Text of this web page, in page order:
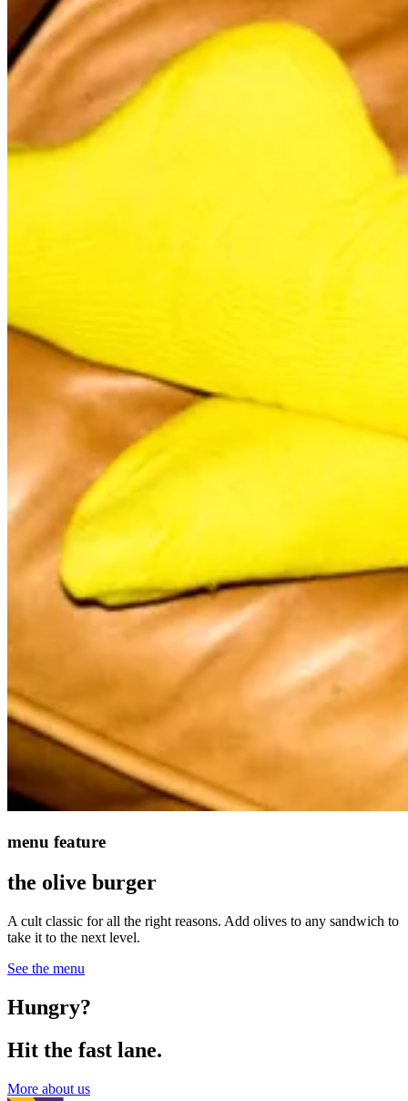
menu feature​​​​‌ ‍ ​‍​‍‌‍ ‌ ​‍‌‍‍‌‌‍‌ ‌‍‍‌‌‍ ‍​‍​‍​ ‍‍​‍​‍‌ ​ ‌‍​‌‌‍ ‍‌‍‍‌‌ ‌​‌ ‍‌​‍ ‍‌‍‍‌‌‍ ​‍​‍​‍ ​​‍​‍‌‍‍​‌ ​‍‌‍‌‌‌‍‌‍​‍​‍​ ‍‍​‍​‍‌‍‍​‌ ‌​‌ ‌​‌ ​​‌ ​ ​ ‍‍​‍ ​‍ ‌‍‍​‌‍ ‌ ‌​‌‍ ‍‌‍ ‍‌‍ ‌ ‌ ​‍ ‌‌‍​ ‌‍ ‌‌ ​ ​‍ ‍‌‍ ‍‌‍‌‌‌ ‌​‌‍ ​‌‍‍‌‌‍‌‍‌ ‍‌​‍ ‍‌‍​‌‌ ​​‌ ​​​‍ ‌‍‍‌‌‍ ‍‌ ‌​‌‍‌‌‌‍ ‍‌ ‌​​‍ ‌‍‌‌‌‍‌​‌‍‍‌‌ ‌​​‍ ‌‍ ‌‌‍ ‌‍‌​‌‍‌‌​ ‌‌ ​​‌ ​‍‌‍‌‌‌ ​ ‌‍‌‌‌‍ ‍‌ ‌​‌‍​‌‌ ‌​‌‍‍‌‌‍ ‌‍ ‍​ ‍ ‌‍‍‌‌‍‌​​ ‌‌‍‍​‌‍ ‌‍ ‌‌‍‌‌‌ ​​‌‍​‌‌‍‌ ‌‍‌‌​ ‍ ‌ ‌​‌ ‍‌‌ ​​‌‍‌‌​ ‌‌‍‍​‌‍ ‌‍ ‌‌‍‌‌‌ ​​‌‍​‌‌‍‌ ‌‍‌‌​ ‍ ‌ ​​‌‍​‌‌ ‌​‌‍‍​​ ‌‌‍ ‌‌‍ ‌‍‌​‌ ‌‌‌‍ ​‌‍‌‌‌ ​ ​‍‌‌​ ‌‌‌​​‍‌‌ ‌‍‍ ‌‍‌‌‌ ‍‌​‍‌‌​ ​ ‌​‌​​‍‌‌​ ​ ‌​‌​​‍‌‌​ ​‍​ ​‍‌‍‌​​ ‌ ​ ​‍‌‍​ ‌‍‌‍‌‍‌‍‌‍​‌​ ​ ​ ‌‌​ ‌‌​ ‌​‌‍​‍​‍‌‌​ ​‍​ ​‍​‍‌‌​ ‌‌‌​‌​​‍ ‍‌‍​ ‌‍ ‌‍ ‍‌ ‌​‌‍‌‌‌‍ ‍‌ ‌​​‍‌‌​ ‌‌‌​​‍‌‌ ‌‍‍ ‌‍‌‌‌ ‍‌​‍‌‌​ ​ ‌​‌​​‍‌‌​ ​ ‌​‌​​‍‌‌​ ​‍​ ​‍‌‍​‌​ ‍​​ ​‌​ ​​‌‍‌‌​ ‌‍​ ​​‌‍​ ​ ​‍​ ‌ ​ ‌‍‌‍​ ​‍‌‌​ ​‍​ ​‍​‍‌‌​ ‌‌‌​‌​​‍ ‍‌‍​ ‌‍‍​‌‍‍‌‌‍ ​‌‍‌​‌ ​‍‌‍‌‌‌‍ ‍​‍‌‌​ ‌‌‌​​‍‌‌ ‌‍‍ ‌‍‌‌‌ ‍‌​‍‌‌​ ​ ‌​‌​​‍‌‌​ ​ ‌​‌​​‍‌‌​ ​‍​ ​‍‌‍​ ​ ​ ​ ​ ​ ​​‌‍‌​‌‍​‍‌‍​‌​ ‌‌‌‍‌‌‌‍‌​​ ​‍‌‍​‍​‍‌‌​ ​‍​ ​‍​‍‌‌​ ‌‌‌​‌​​‍ ‍‌ ‌​‌‍‌‌‌ ‍​‌ ‌​​ ‌‍​‍‌‍​‌‌ ​ ‌‍‌‌‌‌‌‌‌ ​‍‌‍ ​​ ‌‌‍‍​‌ ‌​‌ ‌​‌ ​​‌ ​ ​‍‌‌​ ​ ‌​​‌​‍‌‌​ ​‍‌​‌‍​‍‌‌​ ​‍‌​‌‍‌‍‍​‌‍ ‌ ‌​‌‍ ‍‌‍ ‍‌‍ ‌ ‌ ​‍ ‌‌‍​ ‌‍ ‌‌ ​ ​‍ ‍‌‍ ‍‌‍‌‌‌ ‌​‌‍ ​‌‍‍‌‌‍‌‍‌ ‍‌​‍ ‍‌‍​‌‌ ​​‌ ​​​‍‌‍‌‍‍‌‌‍‌​​ ‌‌‍‍​‌‍ ‌‍ ‌‌‍‌‌‌ ​​‌‍​‌‌‍‌ ‌‍‌‌​‍‌‍‌ ‌​‌ ‍‌‌ ​​‌‍‌‌​ ‌‌‍‍​‌‍ ‌‍ ‌‌‍‌‌‌ ​​‌‍​‌‌‍‌ ‌‍‌‌​‍‌‍‌ ​​‌‍​‌‌ ‌​‌‍‍​​ ‌‌‍ ‌‌‍ ‌‍‌​‌ ‌‌‌‍ ​‌‍‌‌‌ ​ ​‍‌‌​ ‌‌‌​​‍‌‌ ‌‍‍ ‌‍‌‌‌ ‍‌​‍‌‌​ ​ ‌​‌​​‍‌‌​ ​ ‌​‌​​‍‌‌​ ​‍​ ​‍‌‍‌​​ ‌ ​ ​‍‌‍​ ‌‍‌‍‌‍‌‍‌‍​‌​ ​ ​ ‌‌​ ‌‌​ ‌​‌‍​‍​‍‌‌​ ​‍​ ​‍​‍‌‌​ ‌‌‌​‌​​‍ ‍‌‍​ ‌‍ ‌‍ ‍‌ ‌​‌‍‌‌‌‍ ‍‌ ‌​​‍‌‌​ ‌‌‌​​‍‌‌ ‌‍‍ ‌‍‌‌‌ ‍‌​‍‌‌​ ​ ‌​‌​​‍‌‌​ ​ ‌​‌​​‍‌‌​ ​‍​ ​‍‌‍​‌​ ‍​​ ​‌​ ​​‌‍‌‌​ ‌‍​ ​​‌‍​ ​ ​‍​ ‌ ​ ‌‍‌‍​ ​‍‌‌​ ​‍​ ​‍​‍‌‌​ ‌‌‌​‌​​‍ ‍‌‍​ ‌‍‍​‌‍‍‌‌‍ ​‌‍‌​‌ ​‍‌‍‌‌‌‍ ‍​‍‌‌​ ‌‌‌​​‍‌‌ ‌‍‍ ‌‍‌‌‌ ‍‌​‍‌‌​ ​ ‌​‌​​‍‌‌​ ​ ‌​‌​​‍‌‌​ ​‍​ ​‍‌‍​ ​ ​ ​ ​ ​ ​​‌‍‌​‌‍​‍‌‍​‌​ ‌‌‌‍‌‌‌‍‌​​ ​‍‌‍​‍​‍‌‌​ ​‍​ ​‍​‍‌‌​ ‌‌‌​‌​​‍ ‍‌ ‌​‌‍‌‌‌ ‍​‌ ‌​​‍‌‍‌ ​​‌‍‌‌‌ ​‍‌ ​ ‌ ​​‌‍‌‌‌‍​ ‌ ‌​‌‍‍‌‌ ‌‍‌‍‌‌​ ‌‌ ​​‌ ‌‌‌‍​‍‌‍ ​‌‍‍‌‌ ​ ‌‍‍​‌‍‌‌‌‍‌​​‍​‍‌ ‌
the olive burger​​​​‌ ‍ ​‍​‍‌‍ ‌ ​‍‌‍‍‌‌‍‌ ‌‍‍‌‌‍ ‍​‍​‍​ ‍‍​‍​‍‌ ​ ‌‍​‌‌‍ ‍‌‍‍‌‌ ‌​‌ ‍‌​‍ ‍‌‍‍‌‌‍ ​‍​‍​‍ ​​‍​‍‌‍‍​‌ ​‍‌‍‌‌‌‍‌‍​‍​‍​ ‍‍​‍​‍‌‍‍​‌ ‌​‌ ‌​‌ ​​‌ ​ ​ ‍‍​‍ ​‍ ‌‍‍​‌‍ ‌ ‌​‌‍ ‍‌‍ ‍‌‍ ‌ ‌ ​‍ ‌‌‍​ ‌‍ ‌‌ ​ ​‍ ‍‌‍ ‍‌‍‌‌‌ ‌​‌‍ ​‌‍‍‌‌‍‌‍‌ ‍‌​‍ ‍‌‍​‌‌ ​​‌ ​​​‍ ‌‍‍‌‌‍ ‍‌ ‌​‌‍‌‌‌‍ ‍‌ ‌​​‍ ‌‍‌‌‌‍‌​‌‍‍‌‌ ‌​​‍ ‌‍ ‌‌‍ ‌‍‌​‌‍‌‌​ ‌‌ ​​‌ ​‍‌‍‌‌‌ ​ ‌‍‌‌‌‍ ‍‌ ‌​‌‍​‌‌ ‌​‌‍‍‌‌‍ ‌‍ ‍​ ‍ ‌‍‍‌‌‍‌​​ ‌‌‍‍​‌‍ ‌‍ ‌‌‍‌‌‌ ​​‌‍​‌‌‍‌ ‌‍‌‌​ ‍ ‌ ‌​‌ ‍‌‌ ​​‌‍‌‌​ ‌‌‍‍​‌‍ ‌‍ ‌‌‍‌‌‌ ​​‌‍​‌‌‍‌ ‌‍‌‌​ ‍ ‌ ​​‌‍​‌‌ ‌​‌‍‍​​ ‌‌‍ ‌‌‍ ‌‍‌​‌ ‌‌‌‍ ​‌‍‌‌‌ ​ ​‍‌‌​ ‌‌‌​​‍‌‌ ‌‍‍ ‌‍‌‌‌ ‍‌​‍‌‌​ ​ ‌​‌​​‍‌‌​ ​ ‌​‌​​‍‌‌​ ​‍​ ​‍‌‍‌​​ ‌ ​ ​‍‌‍​ ‌‍‌‍‌‍‌‍‌‍​‌​ ​ ​ ‌‌​ ‌‌​ ‌​‌‍​‍​‍‌‌​ ​‍​ ​‍​‍‌‌​ ‌‌‌​‌​​‍ ‍‌‍​ ‌‍ ‌‍ ‍‌ ‌​‌‍‌‌‌‍ ‍‌ ‌​​‍‌‌​ ‌‌‌​​‍‌‌ ‌‍‍ ‌‍‌‌‌ ‍‌​‍‌‌​ ​ ‌​‌​​‍‌‌​ ​ ‌​‌​​‍‌‌​ ​‍​ ​‍​ ‍‌​ ‌‌​ ‌​‌‍​ ​ ‍‌‌‍​ ​ ​​​ ‌‌‌‍​‍‌‍‌​​ ‌​‌‍​‌​‍‌‌​ ​‍​ ​‍​‍‌‌​ ‌‌‌​‌​​‍ ‍‌‍​ ‌‍‍​‌‍‍‌‌‍ ​‌‍‌​‌ ​‍‌‍‌‌‌‍ ‍​‍‌‌​ ‌‌‌​​‍‌‌ ‌‍‍ ‌‍‌‌‌ ‍‌​‍‌‌​ ​ ‌​‌​​‍‌‌​ ​ ‌​‌​​‍‌‌​ ​‍​ ​‍‌‍‌‌‌‍​ ​ ‌‍‌‍​‌‌‍​ ​ ​​‌‍​‌​ ​ ‌‍‌​‌‍​ ​ ​‌​ ‌ ​‍‌‌​ ​‍​ ​‍​‍‌‌​ ‌‌‌​‌​​‍ ‍‌ ‌​‌‍‌‌‌ ‍​‌ ‌​​ ‌‍​‍‌‍​‌‌ ​ ‌‍‌‌‌‌‌‌‌ ​‍‌‍ ​​ ‌‌‍‍​‌ ‌​‌ ‌​‌ ​​‌ ​ ​‍‌‌​ ​ ‌​​‌​‍‌‌​ ​‍‌​‌‍​‍‌‌​ ​‍‌​‌‍‌‍‍​‌‍ ‌ ‌​‌‍ ‍‌‍ ‍‌‍ ‌ ‌ ​‍ ‌‌‍​ ‌‍ ‌‌ ​ ​‍ ‍‌‍ ‍‌‍‌‌‌ ‌​‌‍ ​‌‍‍‌‌‍‌‍‌ ‍‌​‍ ‍‌‍​‌‌ ​​‌ ​​​‍‌‍‌‍‍‌‌‍‌​​ ‌‌‍‍​‌‍ ‌‍ ‌‌‍‌‌‌ ​​‌‍​‌‌‍‌ ‌‍‌‌​‍‌‍‌ ‌​‌ ‍‌‌ ​​‌‍‌‌​ ‌‌‍‍​‌‍ ‌‍ ‌‌‍‌‌‌ ​​‌‍​‌‌‍‌ ‌‍‌‌​‍‌‍‌ ​​‌‍​‌‌ ‌​‌‍‍​​ ‌‌‍ ‌‌‍ ‌‍‌​‌ ‌‌‌‍ ​‌‍‌‌‌ ​ ​‍‌‌​ ‌‌‌​​‍‌‌ ‌‍‍ ‌‍‌‌‌ ‍‌​‍‌‌​ ​ ‌​‌​​‍‌‌​ ​ ‌​‌​​‍‌‌​ ​‍​ ​‍‌‍‌​​ ‌ ​ ​‍‌‍​ ‌‍‌‍‌‍‌‍‌‍​‌​ ​ ​ ‌‌​ ‌‌​ ‌​‌‍​‍​‍‌‌​ ​‍​ ​‍​‍‌‌​ ‌‌‌​‌​​‍ ‍‌‍​ ‌‍ ‌‍ ‍‌ ‌​‌‍‌‌‌‍ ‍‌ ‌​​‍‌‌​ ‌‌‌​​‍‌‌ ‌‍‍ ‌‍‌‌‌ ‍‌​‍‌‌​ ​ ‌​‌​​‍‌‌​ ​ ‌​‌​​‍‌‌​ ​‍​ ​‍​ ‍‌​ ‌‌​ ‌​‌‍​ ​ ‍‌‌‍​ ​ ​​​ ‌‌‌‍​‍‌‍‌​​ ‌​‌‍​‌​‍‌‌​ ​‍​ ​‍​‍‌‌​ ‌‌‌​‌​​‍ ‍‌‍​ ‌‍‍​‌‍‍‌‌‍ ​‌‍‌​‌ ​‍‌‍‌‌‌‍ ‍​‍‌‌​ ‌‌‌​​‍‌‌ ‌‍‍ ‌‍‌‌‌ ‍‌​‍‌‌​ ​ ‌​‌​​‍‌‌​ ​ ‌​‌​​‍‌‌​ ​‍​ ​‍‌‍‌‌‌‍​ ​ ‌‍‌‍​‌‌‍​ ​ ​​‌‍​‌​ ​ ‌‍‌​‌‍​ ​ ​‌​ ‌ ​‍‌‌​ ​‍​ ​‍​‍‌‌​ ‌‌‌​‌​​‍ ‍‌ ‌​‌‍‌‌‌ ‍​‌ ‌​​‍‌‍‌ ​​‌‍‌‌‌ ​‍‌ ​ ‌ ​​‌‍‌‌‌‍​ ‌ ‌​‌‍‍‌‌ ‌‍‌‍‌‌​ ‌‌ ​​‌ ‌‌‌‍​‍‌‍ ​‌‍‍‌‌ ​ ‌‍‍​‌‍‌‌‌‍‌​​‍​‍‌ ‌
A cult classic for all the right reasons. Add olives to any sandwich to
take it to the next level.​​​​‌ ‍ ​‍​‍‌‍ ‌ ​‍‌‍‍‌‌‍‌ ‌‍‍‌‌‍ ‍​‍​‍​ ‍‍​‍​‍‌ ​ ‌‍​‌‌‍ ‍‌‍‍‌‌ ‌​‌ ‍‌​‍ ‍‌‍‍‌‌‍ ​‍​‍​‍ ​​‍​‍‌‍‍​‌ ​‍‌‍‌‌‌‍‌‍​‍​‍​ ‍‍​‍​‍‌‍‍​‌ ‌​‌ ‌​‌ ​​‌ ​ ​ ‍‍​‍ ​‍ ‌‍‍​‌‍ ‌ ‌​‌‍ ‍‌‍ ‍‌‍ ‌ ‌ ​‍ ‌‌‍​ ‌‍ ‌‌ ​ ​‍ ‍‌‍ ‍‌‍‌‌‌ ‌​‌‍ ​‌‍‍‌‌‍‌‍‌ ‍‌​‍ ‍‌‍​‌‌ ​​‌ ​​​‍ ‌‍‍‌‌‍ ‍‌ ‌​‌‍‌‌‌‍ ‍‌ ‌​​‍ ‌‍‌‌‌‍‌​‌‍‍‌‌ ‌​​‍ ‌‍ ‌‌‍ ‌‍‌​‌‍‌‌​ ‌‌ ​​‌ ​‍‌‍‌‌‌ ​ ‌‍‌‌‌‍ ‍‌ ‌​‌‍​‌‌ ‌​‌‍‍‌‌‍ ‌‍ ‍​ ‍ ‌‍‍‌‌‍‌​​ ‌‌‍‍​‌‍ ‌‍ ‌‌‍‌‌‌ ​​‌‍​‌‌‍‌ ‌‍‌‌​ ‍ ‌ ‌​‌ ‍‌‌ ​​‌‍‌‌​ ‌‌‍‍​‌‍ ‌‍ ‌‌‍‌‌‌ ​​‌‍​‌‌‍‌ ‌‍‌‌​ ‍ ‌ ​​‌‍​‌‌ ‌​‌‍‍​​ ‌‌‍ ‌‌‍ ‌‍‌​‌ ‌‌‌‍ ​‌‍‌‌‌ ​ ​‍‌‌​ ‌‌‌​​‍‌‌ ‌‍‍ ‌‍‌‌‌ ‍‌​‍‌‌​ ​ ‌​‌​​‍‌‌​ ​ ‌​‌​​‍‌‌​ ​‍​ ​‍‌‍‌​​ ‌ ​ ​‍‌‍​ ‌‍‌‍‌‍‌‍‌‍​‌​ ​ ​ ‌‌​ ‌‌​ ‌​‌‍​‍​‍‌‌​ ​‍​ ​‍​‍‌‌​ ‌‌‌​‌​​‍ ‍‌‍​ ‌‍ ‌‍ ‍‌ ‌​‌‍‌‌‌‍ ‍‌ ‌​​‍‌‌​ ‌‌‌​​‍‌‌ ‌‍‍ ‌‍‌‌‌ ‍‌​‍‌‌​ ​ ‌​‌​​‍‌‌​ ​ ‌​‌​​‍‌‌​ ​‍​ ​‍‌‍‌‍​ ​‍‌‍‌‌​ ‌​​ ​‌​ ‌​​ ‍​‌‍​‌‌‍​‍​ ‌​​ ​‍‌‍‌‍​‍‌‌​ ​‍​ ​‍​‍‌‌​ ‌‌‌​‌​​‍ ‍‌‍​ ‌‍‍​‌‍‍‌‌‍ ​‌‍‌​‌ ​‍‌‍‌‌‌‍ ‍​‍‌‌​ ‌‌‌​​‍‌‌ ‌‍‍ ‌‍‌‌‌ ‍‌​‍‌‌​ ​ ‌​‌​​‍‌‌​ ​ ‌​‌​​‍‌‌​ ​‍​ ​‍‌‍​‍​ ​‍‌‍‌​‌‍​‍​ ‍‌‌‍‌​‌‍​‌‌‍​‌​ ​‌​ ‌ ​ ​ ‌‍​ ​‍‌‌​ ​‍​ ​‍​‍‌‌​ ‌‌‌​‌​​‍ ‍‌ ‌​‌‍‌‌‌ ‍​‌ ‌​​ ‌‍​‍‌‍​‌‌ ​ ‌‍‌‌‌‌‌‌‌ ​‍‌‍ ​​ ‌‌‍‍​‌ ‌​‌ ‌​‌ ​​‌ ​ ​‍‌‌​ ​ ‌​​‌​‍‌‌​ ​‍‌​‌‍​‍‌‌​ ​‍‌​‌‍‌‍‍​‌‍ ‌ ‌​‌‍ ‍‌‍ ‍‌‍ ‌ ‌ ​‍ ‌‌‍​ ‌‍ ‌‌ ​ ​‍ ‍‌‍ ‍‌‍‌‌‌ ‌​‌‍ ​‌‍‍‌‌‍‌‍‌ ‍‌​‍ ‍‌‍​‌‌ ​​‌ ​​​‍‌‍‌‍‍‌‌‍‌​​ ‌‌‍‍​‌‍ ‌‍ ‌‌‍‌‌‌ ​​‌‍​‌‌‍‌ ‌‍‌‌​‍‌‍‌ ‌​‌ ‍‌‌ ​​‌‍‌‌​ ‌‌‍‍​‌‍ ‌‍ ‌‌‍‌‌‌ ​​‌‍​‌‌‍‌ ‌‍‌‌​‍‌‍‌ ​​‌‍​‌‌ ‌​‌‍‍​​ ‌‌‍ ‌‌‍ ‌‍‌​‌ ‌‌‌‍ ​‌‍‌‌‌ ​ ​‍‌‌​ ‌‌‌​​‍‌‌ ‌‍‍ ‌‍‌‌‌ ‍‌​‍‌‌​ ​ ‌​‌​​‍‌‌​ ​ ‌​‌​​‍‌‌​ ​‍​ ​‍‌‍‌​​ ‌ ​ ​‍‌‍​ ‌‍‌‍‌‍‌‍‌‍​‌​ ​ ​ ‌‌​ ‌‌​ ‌​‌‍​‍​‍‌‌​ ​‍​ ​‍​‍‌‌​ ‌‌‌​‌​​‍ ‍‌‍​ ‌‍ ‌‍ ‍‌ ‌​‌‍‌‌‌‍ ‍‌ ‌​​‍‌‌​ ‌‌‌​​‍‌‌ ‌‍‍ ‌‍‌‌‌ ‍‌​‍‌‌​ ​ ‌​‌​​‍‌‌​ ​ ‌​‌​​‍‌‌​ ​‍​ ​‍‌‍‌‍​ ​‍‌‍‌‌​ ‌​​ ​‌​ ‌​​ ‍​‌‍​‌‌‍​‍​ ‌​​ ​‍‌‍‌‍​‍‌‌​ ​‍​ ​‍​‍‌‌​ ‌‌‌​‌​​‍ ‍‌‍​ ‌‍‍​‌‍‍‌‌‍ ​‌‍‌​‌ ​‍‌‍‌‌‌‍ ‍​‍‌‌​ ‌‌‌​​‍‌‌ ‌‍‍ ‌‍‌‌‌ ‍‌​‍‌‌​ ​ ‌​‌​​‍‌‌​ ​ ‌​‌​​‍‌‌​ ​‍​ ​‍‌‍​‍​ ​‍‌‍‌​‌‍​‍​ ‍‌‌‍‌​‌‍​‌‌‍​‌​ ​‌​ ‌ ​ ​ ‌‍​ ​‍‌‌​ ​‍​ ​‍​‍‌‌​ ‌‌‌​‌​​‍ ‍‌ ‌​‌‍‌‌‌ ‍​‌ ‌​​‍‌‍‌ ​​‌‍‌‌‌ ​‍‌ ​ ‌ ​​‌‍‌‌‌‍​ ‌ ‌​‌‍‍‌‌ ‌‍‌‍‌‌​ ‌‌ ​​‌ ‌‌‌‍​‍‌‍ ​‌‍‍‌‌ ​ ‌‍‍​‌‍‌‌‌‍‌​​‍​‍‌ ‌
See the menu​​​​‌ ‍ ​‍​‍‌‍ ‌ ​‍‌‍‍‌‌‍‌ ‌‍‍‌‌‍ ‍​‍​‍​ ‍‍​‍​‍‌ ​ ‌‍​‌‌‍ ‍‌‍‍‌‌ ‌​‌ ‍‌​‍ ‍‌‍‍‌‌‍ ​‍​‍​‍ ​​‍​‍‌‍‍​‌ ​‍‌‍‌‌‌‍‌‍​‍​‍​ ‍‍​‍​‍‌‍‍​‌ ‌​‌ ‌​‌ ​​‌ ​ ​ ‍‍​‍ ​‍ ‌‍‍​‌‍ ‌ ‌​‌‍ ‍‌‍ ‍‌‍ ‌ ‌ ​‍ ‌‌‍​ ‌‍ ‌‌ ​ ​‍ ‍‌‍ ‍‌‍‌‌‌ ‌​‌‍ ​‌‍‍‌‌‍‌‍‌ ‍‌​‍ ‍‌‍​‌‌ ​​‌ ​​​‍ ‌‍‍‌‌‍ ‍‌ ‌​‌‍‌‌‌‍ ‍‌ ‌​​‍ ‌‍‌‌‌‍‌​‌‍‍‌‌ ‌​​‍ ‌‍ ‌‌‍ ‌‍‌​‌‍‌‌​ ‌‌ ​​‌ ​‍‌‍‌‌‌ ​ ‌‍‌‌‌‍ ‍‌ ‌​‌‍​‌‌ ‌​‌‍‍‌‌‍ ‌‍ ‍​ ‍ ‌‍‍‌‌‍‌​​ ‌‌‍‍​‌‍ ‌‍ ‌‌‍‌‌‌ ​​‌‍​‌‌‍‌ ‌‍‌‌​ ‍ ‌ ‌​‌ ‍‌‌ ​​‌‍‌‌​ ‌‌‍‍​‌‍ ‌‍ ‌‌‍‌‌‌ ​​‌‍​‌‌‍‌ ‌‍‌‌​ ‍ ‌ ​​‌‍​‌‌ ‌​‌‍‍​​ ‌‌‍ ‌‌‍ ‌‍‌​‌ ‌‌‌‍ ​‌‍‌‌‌ ​ ​‍‌‌​ ‌‌‌​​‍‌‌ ‌‍‍ ‌‍‌‌‌ ‍‌​‍‌‌​ ​ ‌​‌​​‍‌‌​ ​ ‌​‌​​‍‌‌​ ​‍​ ​‍‌‍‌​​ ‌ ​ ​‍‌‍​ ‌‍‌‍‌‍‌‍‌‍​‌​ ​ ​ ‌‌​ ‌‌​ ‌​‌‍​‍​‍‌‌​ ​‍​ ​‍​‍‌‌​ ‌‌‌​‌​​‍ ‍‌‍ ​‌‍‍‌‌‍ ‍‌‍‍ ‌ ​ ​‍‌‌​ ‌‌‌​​‍‌‌ ‌‍‍ ‌‍‌‌‌ ‍‌​‍‌‌​ ​ ‌​‌​​‍‌‌​ ​ ‌​‌​​‍‌‌​ ​‍​ ​‍​ ​​​ ​​​ ​‍‌‍​‌​ ​​​ ‌ ​ ‌‍​ ‌ ​ ​​‌‍​ ‌‍​ ‌‍‌​​‍‌‌​ ​‍​ ​‍​‍‌‌​ ‌‌‌​‌​​‍ ‍‌‍ ​‌‍​‌‌‍​‍‌‍‌‌‌‍ ​​ ‌‍​‍‌‍​‌‌ ​ ‌‍‌‌‌‌‌‌‌ ​‍‌‍ ​​ ‌‌‍‍​‌ ‌​‌ ‌​‌ ​​‌ ​ ​‍‌‌​ ​ ‌​​‌​‍‌‌​ ​‍‌​‌‍​‍‌‌​ ​‍‌​‌‍‌‍‍​‌‍ ‌ ‌​‌‍ ‍‌‍ ‍‌‍ ‌ ‌ ​‍ ‌‌‍​ ‌‍ ‌‌ ​ ​‍ ‍‌‍ ‍‌‍‌‌‌ ‌​‌‍ ​‌‍‍‌‌‍‌‍‌ ‍‌​‍ ‍‌‍​‌‌ ​​‌ ​​​‍‌‍‌‍‍‌‌‍‌​​ ‌‌‍‍​‌‍ ‌‍ ‌‌‍‌‌‌ ​​‌‍​‌‌‍‌ ‌‍‌‌​‍‌‍‌ ‌​‌ ‍‌‌ ​​‌‍‌‌​ ‌‌‍‍​‌‍ ‌‍ ‌‌‍‌‌‌ ​​‌‍​‌‌‍‌ ‌‍‌‌​‍‌‍‌ ​​‌‍​‌‌ ‌​‌‍‍​​ ‌‌‍ ‌‌‍ ‌‍‌​‌ ‌‌‌‍ ​‌‍‌‌‌ ​ ​‍‌‌​ ‌‌‌​​‍‌‌ ‌‍‍ ‌‍‌‌‌ ‍‌​‍‌‌​ ​ ‌​‌​​‍‌‌​ ​ ‌​‌​​‍‌‌​ ​‍​ ​‍‌‍‌​​ ‌ ​ ​‍‌‍​ ‌‍‌‍‌‍‌‍‌‍​‌​ ​ ​ ‌‌​ ‌‌​ ‌​‌‍​‍​‍‌‌​ ​‍​ ​‍​‍‌‌​ ‌‌‌​‌​​‍ ‍‌‍ ​‌‍‍‌‌‍ ‍‌‍‍ ‌ ​ ​‍‌‌​ ‌‌‌​​‍‌‌ ‌‍‍ ‌‍‌‌‌ ‍‌​‍‌‌​ ​ ‌​‌​​‍‌‌​ ​ ‌​‌​​‍‌‌​ ​‍​ ​‍​ ​​​ ​​​ ​‍‌‍​‌​ ​​​ ‌ ​ ‌‍​ ‌ ​ ​​‌‍​ ‌‍​ ‌‍‌​​‍‌‌​ ​‍​ ​‍​‍‌‌​ ‌‌‌​‌​​‍ ‍‌‍ ​‌‍​‌‌‍​‍‌‍‌‌‌‍ ​​‍‌‍‌ ​​‌‍‌‌‌ ​‍‌ ​ ‌ ​​‌‍‌‌‌‍​ ‌ ‌​‌‍‍‌‌ ‌‍‌‍‌‌​ ‌‌ ​​‌ ‌‌‌‍​‍‌‍ ​‌‍‍‌‌ ​ ‌‍‍​‌‍‌‌‌‍‌​​‍​‍‌ ‌
Hungry?​​​​‌ ‍ ​‍​‍‌‍ ‌ ​‍‌‍‍‌‌‍‌ ‌‍‍‌‌‍ ‍​‍​‍​ ‍‍​‍​‍‌ ​ ‌‍​‌‌‍ ‍‌‍‍‌‌ ‌​‌ ‍‌​‍ ‍‌‍‍‌‌‍ ​‍​‍​‍ ​​‍​‍‌‍‍​‌ ​‍‌‍‌‌‌‍‌‍​‍​‍​ ‍‍​‍​‍‌‍‍​‌ ‌​‌ ‌​‌ ​​‌ ​ ​ ‍‍​‍ ​‍ ‌‍‍​‌‍ ‌ ‌​‌‍ ‍‌‍ ‍‌‍ ‌ ‌ ​‍ ‌‌‍​ ‌‍ ‌‌ ​ ​‍ ‍‌‍ ‍‌‍‌‌‌ ‌​‌‍ ​‌‍‍‌‌‍‌‍‌ ‍‌​‍ ‍‌‍​‌‌ ​​‌ ​​​‍ ‌‍‍‌‌‍ ‍‌ ‌​‌‍‌‌‌‍ ‍‌ ‌​​‍ ‌‍‌‌‌‍‌​‌‍‍‌‌ ‌​​‍ ‌‍ ‌‌‍ ‌‍‌​‌‍‌‌​ ‌‌ ​​‌ ​‍‌‍‌‌‌ ​ ‌‍‌‌‌‍ ‍‌ ‌​‌‍​‌‌ ‌​‌‍‍‌‌‍ ‌‍ ‍​ ‍ ‌‍‍‌‌‍‌​​ ‌‌‍‍​‌‍ ‌‍ ‌‌‍‌‌‌ ​​‌‍​‌‌‍‌ ‌‍‌‌​ ‍ ‌ ‌​‌ ‍‌‌ ​​‌‍‌‌​ ‌‌‍‍​‌‍ ‌‍ ‌‌‍‌‌‌ ​​‌‍​‌‌‍‌ ‌‍‌‌​ ‍ ‌ ​​‌‍​‌‌ ‌​‌‍‍​​ ‌‌‍ ‌‌‍ ‌‍‌​‌ ‌‌‌‍ ​‌‍‌‌‌ ​ ​‍‌‌​ ‌‌‌​​‍‌‌ ‌‍‍ ‌‍‌‌‌ ‍‌​‍‌‌​ ​ ‌​‌​​‍‌‌​ ​ ‌​‌​​‍‌‌​ ​‍​ ​‍​ ​‍‌‍​ ‌‍‌‌‌‍​‍​ ‌‍​ ‌‌​ ​‍​ ‌​‌‍​ ​ ‌‍‌‍‌‍​ ‍‌​‍‌‌​ ​‍​ ​‍​‍‌‌​ ‌‌‌​‌​​‍ ‍‌ ‌​‌‍‍‌‌ ‌​‌‍ ​‌‍‌‌​‍‌‌​ ‌‌‌​​‍‌‌ ‌‍‍ ‌‍‌‌‌ ‍‌​‍‌‌​ ​ ‌​‌​​‍‌‌​ ​ ‌​‌​​‍‌‌​ ​‍​ ​‍​ ‌‍​ ​ ​ ​‌​ ​​‌‍​‌​ ‌‍​ ‌‍‌‍​‌​ ​‍‌‍​‌​ ​‌​ ​​​‍‌‌​ ​‍​ ​‍​‍‌‌​ ‌‌‌​‌​​‍ ‍‌‍​ ‌‍‍​‌‍‍‌‌‍ ​‌‍‌​‌ ​‍‌‍‌‌‌‍ ‍​‍‌‌​ ‌‌‌​​‍‌‌ ‌‍‍ ‌‍‌‌‌ ‍‌​‍‌‌​ ​ ‌​‌​​‍‌‌​ ​ ‌​‌​​‍‌‌​ ​‍​ ​‍‌‍​‍‌‍‌‍​ ‌ ​ ​​‌‍‌​‌‍‌‌‌‍‌‌​ ​​‌‍​‍‌‍‌‍‌‍‌‍​ ‌‍​‍‌‌​ ​‍​ ​‍​‍‌‌​ ‌‌‌​‌​​‍ ‍‌ ‌​‌‍‌‌‌ ‍​‌ ‌​​ ‌‍​‍‌‍​‌‌ ​ ‌‍‌‌‌‌‌‌‌ ​‍‌‍ ​​ ‌‌‍‍​‌ ‌​‌ ‌​‌ ​​‌ ​ ​‍‌‌​ ​ ‌​​‌​‍‌‌​ ​‍‌​‌‍​‍‌‌​ ​‍‌​‌‍‌‍‍​‌‍ ‌ ‌​‌‍ ‍‌‍ ‍‌‍ ‌ ‌ ​‍ ‌‌‍​ ‌‍ ‌‌ ​ ​‍ ‍‌‍ ‍‌‍‌‌‌ ‌​‌‍ ​‌‍‍‌‌‍‌‍‌ ‍‌​‍ ‍‌‍​‌‌ ​​‌ ​​​‍‌‍‌‍‍‌‌‍‌​​ ‌‌‍‍​‌‍ ‌‍ ‌‌‍‌‌‌ ​​‌‍​‌‌‍‌ ‌‍‌‌​‍‌‍‌ ‌​‌ ‍‌‌ ​​‌‍‌‌​ ‌‌‍‍​‌‍ ‌‍ ‌‌‍‌‌‌ ​​‌‍​‌‌‍‌ ‌‍‌‌​‍‌‍‌ ​​‌‍​‌‌ ‌​‌‍‍​​ ‌‌‍ ‌‌‍ ‌‍‌​‌ ‌‌‌‍ ​‌‍‌‌‌ ​ ​‍‌‌​ ‌‌‌​​‍‌‌ ‌‍‍ ‌‍‌‌‌ ‍‌​‍‌‌​ ​ ‌​‌​​‍‌‌​ ​ ‌​‌​​‍‌‌​ ​‍​ ​‍​ ​‍‌‍​ ‌‍‌‌‌‍​‍​ ‌‍​ ‌‌​ ​‍​ ‌​‌‍​ ​ ‌‍‌‍‌‍​ ‍‌​‍‌‌​ ​‍​ ​‍​‍‌‌​ ‌‌‌​‌​​‍ ‍‌ ‌​‌‍‍‌‌ ‌​‌‍ ​‌‍‌‌​‍‌‌​ ‌‌‌​​‍‌‌ ‌‍‍ ‌‍‌‌‌ ‍‌​‍‌‌​ ​ ‌​‌​​‍‌‌​ ​ ‌​‌​​‍‌‌​ ​‍​ ​‍​ ‌‍​ ​ ​ ​‌​ ​​‌‍​‌​ ‌‍​ ‌‍‌‍​‌​ ​‍‌‍​‌​ ​‌​ ​​​‍‌‌​ ​‍​ ​‍​‍‌‌​ ‌‌‌​‌​​‍ ‍‌‍​ ‌‍‍​‌‍‍‌‌‍ ​‌‍‌​‌ ​‍‌‍‌‌‌‍ ‍​‍‌‌​ ‌‌‌​​‍‌‌ ‌‍‍ ‌‍‌‌‌ ‍‌​‍‌‌​ ​ ‌​‌​​‍‌‌​ ​ ‌​‌​​‍‌‌​ ​‍​ ​‍‌‍​‍‌‍‌‍​ ‌ ​ ​​‌‍‌​‌‍‌‌‌‍‌‌​ ​​‌‍​‍‌‍‌‍‌‍‌‍​ ‌‍​‍‌‌​ ​‍​ ​‍​‍‌‌​ ‌‌‌​‌​​‍ ‍‌ ‌​‌‍‌‌‌ ‍​‌ ‌​​‍‌‍‌ ​​‌‍‌‌‌ ​‍‌ ​ ‌ ​​‌‍‌‌‌‍​ ‌ ‌​‌‍‍‌‌ ‌‍‌‍‌‌​ ‌‌ ​​‌ ‌‌‌‍​‍‌‍ ​‌‍‍‌‌ ​ ‌‍‍​‌‍‌‌‌‍‌​​‍​‍‌ ‌
Hit the fast lane.​​​​‌ ‍ ​‍​‍‌‍ ‌ ​‍‌‍‍‌‌‍‌ ‌‍‍‌‌‍ ‍​‍​‍​ ‍‍​‍​‍‌ ​ ‌‍​‌‌‍ ‍‌‍‍‌‌ ‌​‌ ‍‌​‍ ‍‌‍‍‌‌‍ ​‍​‍​‍ ​​‍​‍‌‍‍​‌ ​‍‌‍‌‌‌‍‌‍​‍​‍​ ‍‍​‍​‍‌‍‍​‌ ‌​‌ ‌​‌ ​​‌ ​ ​ ‍‍​‍ ​‍ ‌‍‍​‌‍ ‌ ‌​‌‍ ‍‌‍ ‍‌‍ ‌ ‌ ​‍ ‌‌‍​ ‌‍ ‌‌ ​ ​‍ ‍‌‍ ‍‌‍‌‌‌ ‌​‌‍ ​‌‍‍‌‌‍‌‍‌ ‍‌​‍ ‍‌‍​‌‌ ​​‌ ​​​‍ ‌‍‍‌‌‍ ‍‌ ‌​‌‍‌‌‌‍ ‍‌ ‌​​‍ ‌‍‌‌‌‍‌​‌‍‍‌‌ ‌​​‍ ‌‍ ‌‌‍ ‌‍‌​‌‍‌‌​ ‌‌ ​​‌ ​‍‌‍‌‌‌ ​ ‌‍‌‌‌‍ ‍‌ ‌​‌‍​‌‌ ‌​‌‍‍‌‌‍ ‌‍ ‍​ ‍ ‌‍‍‌‌‍‌​​ ‌‌‍‍​‌‍ ‌‍ ‌‌‍‌‌‌ ​​‌‍​‌‌‍‌ ‌‍‌‌​ ‍ ‌ ‌​‌ ‍‌‌ ​​‌‍‌‌​ ‌‌‍‍​‌‍ ‌‍ ‌‌‍‌‌‌ ​​‌‍​‌‌‍‌ ‌‍‌‌​ ‍ ‌ ​​‌‍​‌‌ ‌​‌‍‍​​ ‌‌‍ ‌‌‍ ‌‍‌​‌ ‌‌‌‍ ​‌‍‌‌‌ ​ ​‍‌‌​ ‌‌‌​​‍‌‌ ‌‍‍ ‌‍‌‌‌ ‍‌​‍‌‌​ ​ ‌​‌​​‍‌‌​ ​ ‌​‌​​‍‌‌​ ​‍​ ​‍​ ​‍‌‍​ ‌‍‌‌‌‍​‍​ ‌‍​ ‌‌​ ​‍​ ‌​‌‍​ ​ ‌‍‌‍‌‍​ ‍‌​‍‌‌​ ​‍​ ​‍​‍‌‌​ ‌‌‌​‌​​‍ ‍‌‍ ​‌‍​‌‌ ​‍‌‍‌ ‌‍‌‌‌‌‌​‌‍‌‌‌ ‍​‌ ‌​​‍‌‌​ ‌‌‌​​‍‌‌ ‌‍‍ ‌‍‌‌‌ ‍‌​‍‌‌​ ​ ‌​‌​​‍‌‌​ ​ ‌​‌​​‍‌‌​ ​‍​ ​‍​ ​‌​ ​‍​ ‍‌​ ‌‌‌‍‌​​ ‌ ​ ​​‌‍‌‍‌‍​ ​ ‍‌‌‍‌‍‌‍‌‌​‍‌‌​ ​‍​ ​‍​‍‌‌​ ‌‌‌​‌​​‍ ‍‌‍​ ‌‍‍​‌‍‍‌‌‍ ​‌‍‌​‌ ​‍‌‍‌‌‌‍ ‍​‍‌‌​ ‌‌‌​​‍‌‌ ‌‍‍ ‌‍‌‌‌ ‍‌​‍‌‌​ ​ ‌​‌​​‍‌‌​ ​ ‌​‌​​‍‌‌​ ​‍​ ​‍‌‍​ ​ ‌‌‌‍​‍​ ‍‌‌‍‌​​ ‌‍​ ‌‍‌‍​‍​ ‌ ​ ‍‌‌‍​‍​ ‍‌​‍‌‌​ ​‍​ ​‍​‍‌‌​ ‌‌‌​‌​​‍ ‍‌ ‌​‌‍‌‌‌ ‍​‌ ‌​​ ‌‍​‍‌‍​‌‌ ​ ‌‍‌‌‌‌‌‌‌ ​‍‌‍ ​​ ‌‌‍‍​‌ ‌​‌ ‌​‌ ​​‌ ​ ​‍‌‌​ ​ ‌​​‌​‍‌‌​ ​‍‌​‌‍​‍‌‌​ ​‍‌​‌‍‌‍‍​‌‍ ‌ ‌​‌‍ ‍‌‍ ‍‌‍ ‌ ‌ ​‍ ‌‌‍​ ‌‍ ‌‌ ​ ​‍ ‍‌‍ ‍‌‍‌‌‌ ‌​‌‍ ​‌‍‍‌‌‍‌‍‌ ‍‌​‍ ‍‌‍​‌‌ ​​‌ ​​​‍‌‍‌‍‍‌‌‍‌​​ ‌‌‍‍​‌‍ ‌‍ ‌‌‍‌‌‌ ​​‌‍​‌‌‍‌ ‌‍‌‌​‍‌‍‌ ‌​‌ ‍‌‌ ​​‌‍‌‌​ ‌‌‍‍​‌‍ ‌‍ ‌‌‍‌‌‌ ​​‌‍​‌‌‍‌ ‌‍‌‌​‍‌‍‌ ​​‌‍​‌‌ ‌​‌‍‍​​ ‌‌‍ ‌‌‍ ‌‍‌​‌ ‌‌‌‍ ​‌‍‌‌‌ ​ ​‍‌‌​ ‌‌‌​​‍‌‌ ‌‍‍ ‌‍‌‌‌ ‍‌​‍‌‌​ ​ ‌​‌​​‍‌‌​ ​ ‌​‌​​‍‌‌​ ​‍​ ​‍​ ​‍‌‍​ ‌‍‌‌‌‍​‍​ ‌‍​ ‌‌​ ​‍​ ‌​‌‍​ ​ ‌‍‌‍‌‍​ ‍‌​‍‌‌​ ​‍​ ​‍​‍‌‌​ ‌‌‌​‌​​‍ ‍‌‍ ​‌‍​‌‌ ​‍‌‍‌ ‌‍‌‌‌‌‌​‌‍‌‌‌ ‍​‌ ‌​​‍‌‌​ ‌‌‌​​‍‌‌ ‌‍‍ ‌‍‌‌‌ ‍‌​‍‌‌​ ​ ‌​‌​​‍‌‌​ ​ ‌​‌​​‍‌‌​ ​‍​ ​‍​ ​‌​ ​‍​ ‍‌​ ‌‌‌‍‌​​ ‌ ​ ​​‌‍‌‍‌‍​ ​ ‍‌‌‍‌‍‌‍‌‌​‍‌‌​ ​‍​ ​‍​‍‌‌​ ‌‌‌​‌​​‍ ‍‌‍​ ‌‍‍​‌‍‍‌‌‍ ​‌‍‌​‌ ​‍‌‍‌‌‌‍ ‍​‍‌‌​ ‌‌‌​​‍‌‌ ‌‍‍ ‌‍‌‌‌ ‍‌​‍‌‌​ ​ ‌​‌​​‍‌‌​ ​ ‌​‌​​‍‌‌​ ​‍​ ​‍‌‍​ ​ ‌‌‌‍​‍​ ‍‌‌‍‌​​ ‌‍​ ‌‍‌‍​‍​ ‌ ​ ‍‌‌‍​‍​ ‍‌​‍‌‌​ ​‍​ ​‍​‍‌‌​ ‌‌‌​‌​​‍ ‍‌ ‌​‌‍‌‌‌ ‍​‌ ‌​​‍‌‍‌ ​​‌‍‌‌‌ ​‍‌ ​ ‌ ​​‌‍‌‌‌‍​ ‌ ‌​‌‍‍‌‌ ‌‍‌‍‌‌​ ‌‌ ​​‌ ‌‌‌‍​‍‌‍ ​‌‍‍‌‌ ​ ‌‍‍​‌‍‌‌‌‍‌​​‍​‍‌ ‌
More about us​​​​‌ ‍ ​‍​‍‌‍ ‌ ​‍‌‍‍‌‌‍‌ ‌‍‍‌‌‍ ‍​‍​‍​ ‍‍​‍​‍‌ ​ ‌‍​‌‌‍ ‍‌‍‍‌‌ ‌​‌ ‍‌​‍ ‍‌‍‍‌‌‍ ​‍​‍​‍ ​​‍​‍‌‍‍​‌ ​‍‌‍‌‌‌‍‌‍​‍​‍​ ‍‍​‍​‍‌‍‍​‌ ‌​‌ ‌​‌ ​​‌ ​ ​ ‍‍​‍ ​‍ ‌‍‍​‌‍ ‌ ‌​‌‍ ‍‌‍ ‍‌‍ ‌ ‌ ​‍ ‌‌‍​ ‌‍ ‌‌ ​ ​‍ ‍‌‍ ‍‌‍‌‌‌ ‌​‌‍ ​‌‍‍‌‌‍‌‍‌ ‍‌​‍ ‍‌‍​‌‌ ​​‌ ​​​‍ ‌‍‍‌‌‍ ‍‌ ‌​‌‍‌‌‌‍ ‍‌ ‌​​‍ ‌‍‌‌‌‍‌​‌‍‍‌‌ ‌​​‍ ‌‍ ‌‌‍ ‌‍‌​‌‍‌‌​ ‌‌ ​​‌ ​‍‌‍‌‌‌ ​ ‌‍‌‌‌‍ ‍‌ ‌​‌‍​‌‌ ‌​‌‍‍‌‌‍ ‌‍ ‍​ ‍ ‌‍‍‌‌‍‌​​ ‌‌‍‍​‌‍ ‌‍ ‌‌‍‌‌‌ ​​‌‍​‌‌‍‌ ‌‍‌‌​ ‍ ‌ ‌​‌ ‍‌‌ ​​‌‍‌‌​ ‌‌‍‍​‌‍ ‌‍ ‌‌‍‌‌‌ ​​‌‍​‌‌‍‌ ‌‍‌‌​ ‍ ‌ ​​‌‍​‌‌ ‌​‌‍‍​​ ‌‌‍ ‌‌‍ ‌‍‌​‌ ‌‌‌‍ ​‌‍‌‌‌ ​ ​‍‌‌​ ‌‌‌​​‍‌‌ ‌‍‍ ‌‍‌‌‌ ‍‌​‍‌‌​ ​ ‌​‌​​‍‌‌​ ​ ‌​‌​​‍‌‌​ ​‍​ ​‍​ ​‍‌‍​ ‌‍‌‌‌‍​‍​ ‌‍​ ‌‌​ ​‍​ ‌​‌‍​ ​ ‌‍‌‍‌‍​ ‍‌​‍‌‌​ ​‍​ ​‍​‍‌‌​ ‌‌‌​‌​​‍ ‍‌‍​ ‌ ‌​‌‍​‌​‍ ‍‌‍ ​‌‍​‌‌‍​‍‌‍‌‌‌‍ ​​ ‌‍​‍‌‍​‌‌ ​ ‌‍‌‌‌‌‌‌‌ ​‍‌‍ ​​ ‌‌‍‍​‌ ‌​‌ ‌​‌ ​​‌ ​ ​‍‌‌​ ​ ‌​​‌​‍‌‌​ ​‍‌​‌‍​‍‌‌​ ​‍‌​‌‍‌‍‍​‌‍ ‌ ‌​‌‍ ‍‌‍ ‍‌‍ ‌ ‌ ​‍ ‌‌‍​ ‌‍ ‌‌ ​ ​‍ ‍‌‍ ‍‌‍‌‌‌ ‌​‌‍ ​‌‍‍‌‌‍‌‍‌ ‍‌​‍ ‍‌‍​‌‌ ​​‌ ​​​‍‌‍‌‍‍‌‌‍‌​​ ‌‌‍‍​‌‍ ‌‍ ‌‌‍‌‌‌ ​​‌‍​‌‌‍‌ ‌‍‌‌​‍‌‍‌ ‌​‌ ‍‌‌ ​​‌‍‌‌​ ‌‌‍‍​‌‍ ‌‍ ‌‌‍‌‌‌ ​​‌‍​‌‌‍‌ ‌‍‌‌​‍‌‍‌ ​​‌‍​‌‌ ‌​‌‍‍​​ ‌‌‍ ‌‌‍ ‌‍‌​‌ ‌‌‌‍ ​‌‍‌‌‌ ​ ​‍‌‌​ ‌‌‌​​‍‌‌ ‌‍‍ ‌‍‌‌‌ ‍‌​‍‌‌​ ​ ‌​‌​​‍‌‌​ ​ ‌​‌​​‍‌‌​ ​‍​ ​‍​ ​‍‌‍​ ‌‍‌‌‌‍​‍​ ‌‍​ ‌‌​ ​‍​ ‌​‌‍​ ​ ‌‍‌‍‌‍​ ‍‌​‍‌‌​ ​‍​ ​‍​‍‌‌​ ‌‌‌​‌​​‍ ‍‌‍​ ‌ ‌​‌‍​‌​‍ ‍‌‍ ​‌‍​‌‌‍​‍‌‍‌‌‌‍ ​​‍‌‍‌ ​​‌‍‌‌‌ ​‍‌ ​ ‌ ​​‌‍‌‌‌‍​ ‌ ‌​‌‍‍‌‌ ‌‍‌‍‌‌​ ‌‌ ​​‌ ‌‌‌‍​‍‌‍ ​‌‍‍‌‌ ​ ‌‍‍​‌‍‌‌‌‍‌​​‍​‍‌ ‌